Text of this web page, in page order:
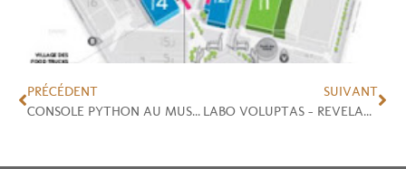
PRÉCÉDENT
CONSOLE PYTHON AU MUSEE DES ARTS DECORATIFS DE BERLIN
SUIVANT
LABO VOLUPTAS – REVELATIONS 2019